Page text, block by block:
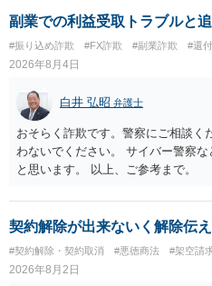
かのアドバイスを受けられることを
れば、弁護士へ依頼して警告して
せん。
副業での利益受取トラブルと
#振り込め詐欺 #FX詐欺 #副業詐欺 #還
2026年8月4日
白井 弘昭 弁護士
おそらく詐欺です。警察にご相談く
わないでください。 サイバー警察
と思います。 以上、ご参考まで。
契約解除が出来ないく解除伝
#契約解除・契約取消 #悪徳商法 #架空請
2026年8月2日